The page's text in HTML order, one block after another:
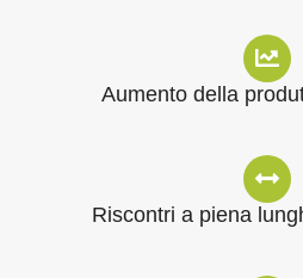
Aumento della
Riscontri a piena